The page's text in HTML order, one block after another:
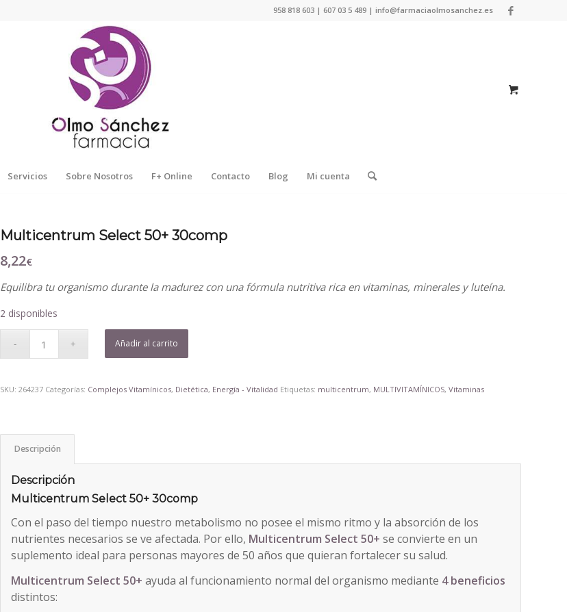
958 818 603 | 607 03 5 489 | info@farmaciaolmosanchez.es
Servicios Sobre Nosotros F+ Online Contacto Blog Mi cuenta
Multicentrum Select 50+ 30comp
8,22€
Equilibra tu organismo durante la madurez con una fórmula nutritiva rica en vitaminas, minerales y luteína.
2 disponibles
Añadir al carrito
SKU:264237 Categorías: Complejos Vitamínicos, Dietética, Energía - Vitalidad Etiquetas: multicentrum, MULTIVITAMÍNICOS,Vitaminas
Descripción
Descripción
Multicentrum Select 50+ 30comp
Con el paso del tiempo nuestro metabolismo no posee el mismo ritmo y la absorción de los
nutrientes necesarios se ve afectada. Por ello, Multicentrum Select 50+ se convierte en un
suplemento ideal para personas mayores de 50 años que quieran fortalecer su salud.
Multicentrum Select 50+ ayuda al funcionamiento normal del organismo mediante 4 beneficios
distintos: